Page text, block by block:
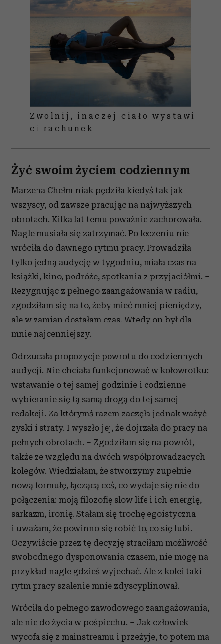
Zwolnij, inaczej ciało wystawi
ci rachunek
Żyć swoim życiem codziennym
Marzena Chełminiak pędziła kiedyś tak jak
wszyscy, od zawsze pracując na najwyższych
obrotach. Kilka lat temu poważnie zachorowała.
Nagle musiała się zatrzymać. Po leczeniu nie
wróciła do dawnego rytmu pracy. Prowadziła
tylko jedną audycję w tygodniu, miała czas na
książki, kino, podróże, spotkania z przyjaciółmi. –
Rezygnując z pełnego zaangażowania w radiu,
zgodziłam się na to, żeby mieć mniej pieniędzy,
ale w zamian dostałam czas. Wtedy on był dla
mnie najcenniejszy.
Odrzucała propozycje powrotu do codziennych
audycji. Nie chciała funkcjonować w kołowrotku:
wstawanie o tej samej godzinie i codzienne
wybieranie się tą samą drogą do tej samej
redakcji. Za którymś razem zaczęła jednak ważyć
zyski i straty. I wyszło jej, że dojrzała do pracy na
pełnych obrotach. – Zgodziłam się na powrót,
także ze względu na dwóch współprowadzących
kolegów. Wiedziałam, że stworzymy zupełnie
nową formułę, łączącą coś, co wydaje się nie do
połączenia: moją filozofię slow life i ich energię,
sarkazm, ironię. Stałam się trochę egoistyczna
i uważam, że powinno się robić to, co się lubi.
Oczywiście przez tę decyzję straciłam możliwość
swobodnego dysponowania czasem, nie mogę na
przykład nagle gdzieś wyjechać. Ale z kolei taki
rytm pracy szalenie mnie zdyscyplinował.
Wróciła do pełnego zawodowego zaangażowania,
ale nie do życia w pośpiechu. – Jak człowiek
wycofa się z mainstreamu i przeżyje, to potem ma